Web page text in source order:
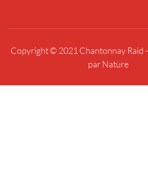
Copyright © 2021 Chantonnay Raid -
par Nature